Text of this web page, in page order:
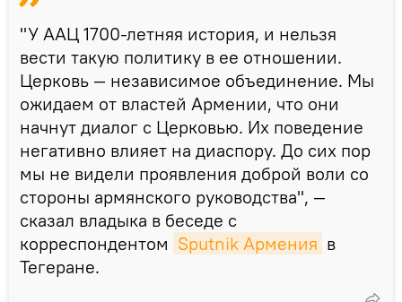
"У ААЦ 1700-летняя история, и нельзя
вести такую политику в ее отношении.
Церковь — независимое объединение. Мы
ожидаем от властей Армении, что они
начнут диалог с Церковью. Их поведение
негативно влияет на диаспору. До сих пор
мы не видели проявления доброй воли со
стороны армянского руководства", —
сказал владыка в беседе с
корреспондентом Sputnik Армения в
Тегеране.